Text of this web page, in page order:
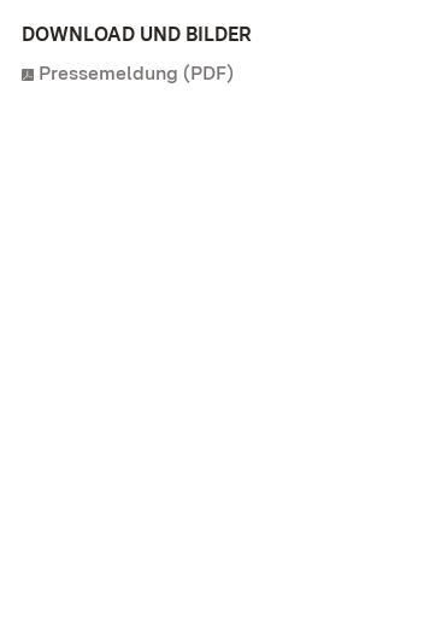
DOWNLOAD UND BILDER
Pressemeldung (PDF)